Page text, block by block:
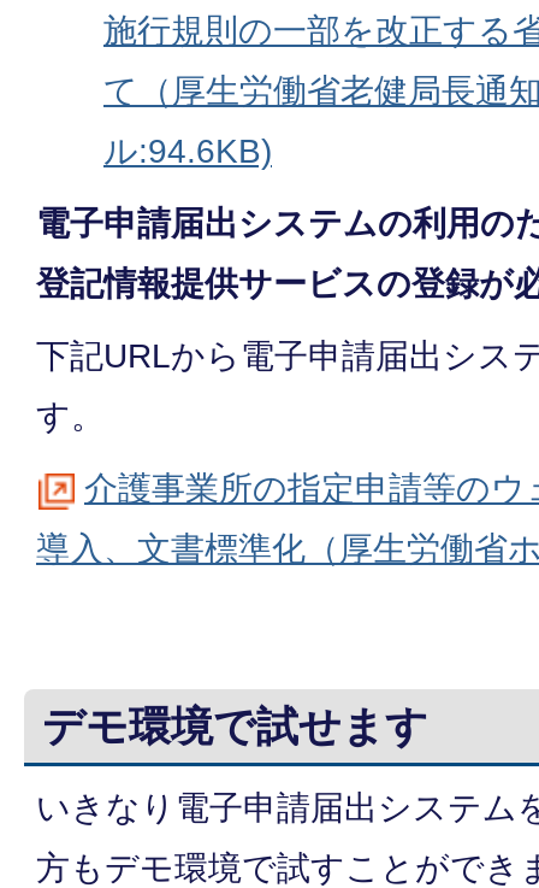
施行規則の一部を改正する
て（厚生労働省老健局長通
ル:94.6KB)
電子申請届出システムの利用の
登記情報提供サービスの登録が
下記URLから電子申請届出シス
す。
介護事業所の指定申請等の
導⼊、文書標準化（厚生労働省
デモ環境で試せます
いきなり電子申請届出システム
方もデモ環境で試すことができ